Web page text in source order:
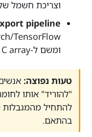
וצריכת חשמל
pipeline
ומשם ל-C array שנכנס לפלאש.
טעות נפוצה:
"להוריד" אותו
להתחיל מהמגבלות
בהתאם.